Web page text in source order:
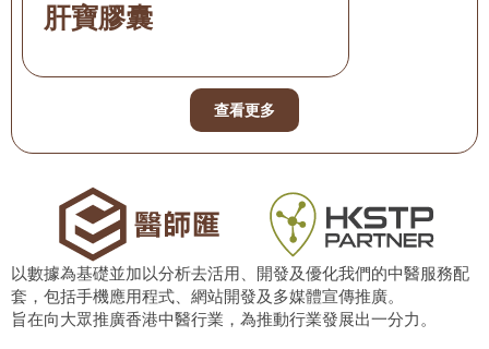
肝寶膠囊
查看更多
以數據為基礎並加以分析去活用、開發及優化我們的中醫服務配
套，包括手機應用程式、網站開發及多媒體宣傳推廣。
旨在向大眾推廣香港中醫行業，為推動行業發展出一分力。